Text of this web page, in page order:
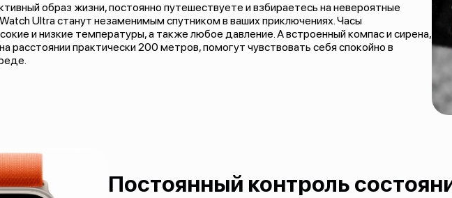
образ жизни, постоянно путешествуете и взбираетесь на невероятные
Ultra станут незаменимым спутником в ваших приключениях. Часы
и низкие температуры, а также любое давление. А встроенный компас и сирена,
расстоянии практически 200 метров, помогут чувствовать себя спокойно в
Постоянный контроль